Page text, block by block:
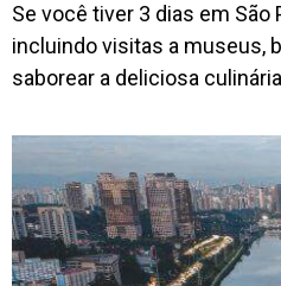
Se você tiver 3 dias em São
incluindo visitas a museus,
saborear a deliciosa